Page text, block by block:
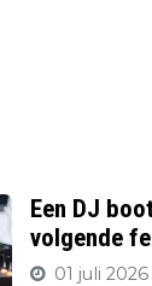
Een DJ
volgende
01 juli 2026